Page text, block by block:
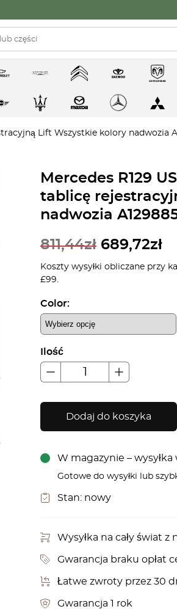
Lift Wszystkie kolory nadwozia
Mercedes R129
tablicę
nadwozia
811,44zł 689,72zł
Koszty wysyłki obliczane przy
£99.
Color:
Ilość
Dodaj do koszyka
W magazynie –
Gotowe do wysyłki lub
Stan: nowy
Wysyłka na cały świat
Gwarancja braku opłat
Łatwe zwroty przez 30
Gwarancja 1 rok